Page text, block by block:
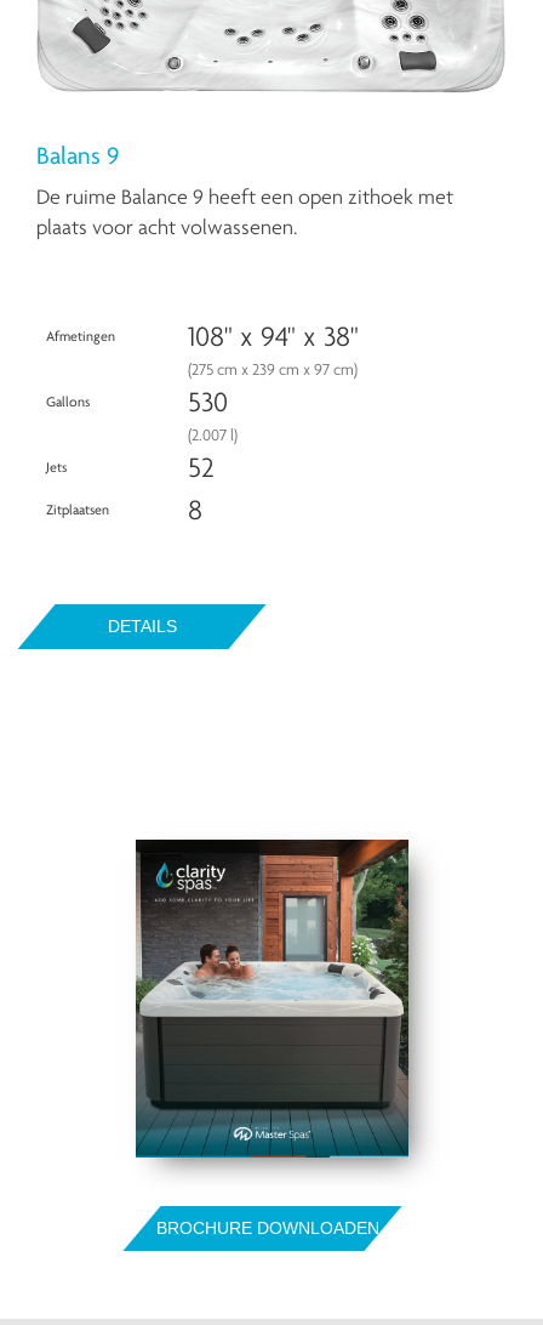
Balans 9
De ruime Balance 9 heeft een open zithoek met
plaats voor acht volwassenen.
Afmetingen 108" x 94" x 38"
(275 cm x 239 cm x 97 cm)
Gallons 530
(2.007 l)
Jets 52
Zitplaatsen 8
DETAILS
BROCHURE DOWNLOADEN